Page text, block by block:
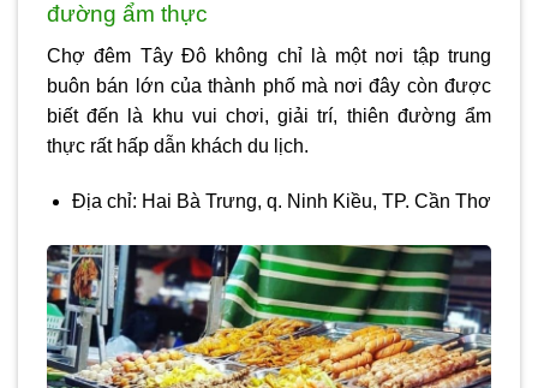
đường ẩm thực
Chợ đêm Tây Đô không chỉ là một nơi tập trung
buôn bán lớn của thành phố mà nơi đây còn được
biết đến là khu vui chơi, giải trí, thiên đường ẩm
thực rất hấp dẫn khách du lịch.
Địa chỉ: Hai Bà Trưng, q. Ninh Kiều, TP. Cần Thơ